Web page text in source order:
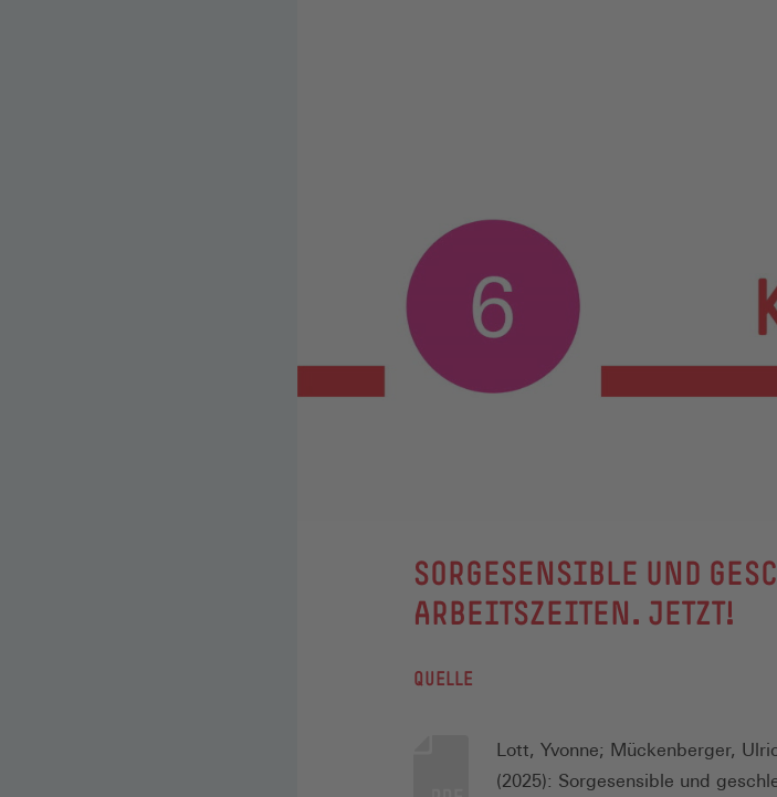
:
SORGESENSIBLE UND
ARBEITSZEITEN. JETZT!
QUELLE
Lott, Yvonne; Mückenberger,
(2025): Sorgesensible und